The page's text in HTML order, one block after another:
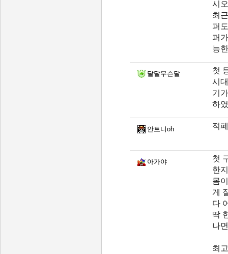
시
최
퍼
퍼
능
달달무슨달
첫
시
기
하
안토니oh 적
아가야
첫
한
몸
게
다
딱
나
최